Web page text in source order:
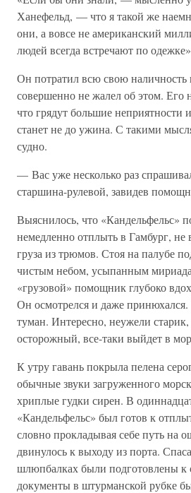
Ханефельд, — что я такой же
они, а вовсе не американский
людей всегда встречают по
Он потратил всю свою
совершенно не жалел об этом. Его
что грядут большие неприятности
станет не до ужина. С такими
судно.
— Вас уже несколько раз
старшина-рулевой, завидев
Выяснилось, что «Кандельфельс»
немедленно отплыть в Гамбург, не
груза из трюмов. Стоя на палубе
чистым небом, усыпанным
«грузовой» помощник глубоко
Он осмотрелся и даже
туман. Интересно, неужели
осторожный, все-таки выйдет в
К утру гавань покрыла пелена
обычные звуки загруженного
хриплые гудки сирен. В
«Кандельфельс» был готов к
словно прокладывая себе путь на
двинулось к выходу из порта.
шлюпбалках были подготовлены к
документы в штурманской рубке